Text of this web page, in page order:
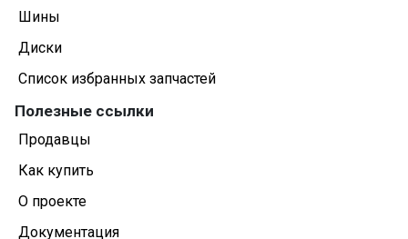
Шины
Диски
Список избранных запчастей
Полезные ссылки
Продавцы
Как купить
О проекте
Документация